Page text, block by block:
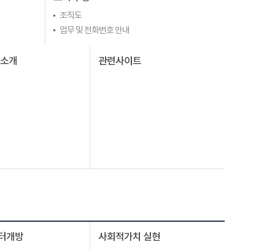
조직도
업무 및 전화번호 안내
개 관련사이트
개방 사회적가치 실현